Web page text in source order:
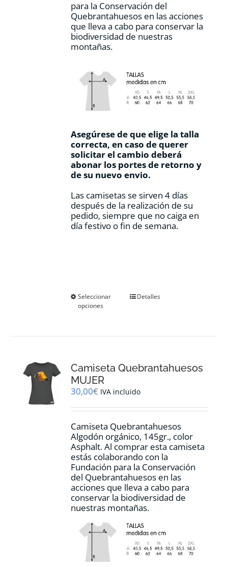
para la Conservación del
Quebrantahuesos en las acciones
que lleva a cabo para conservar la
biodiversidad de nuestras
montañas.
Asegúrese de que elige la talla
correcta, en caso de querer
solicitar el cambio deberá
abonar los portes de retorno y
de su nuevo envio.
Las camisetas se sirven 4 días
después de la realización de su
pedido, siempre que no caiga en
día festivo o fin de semana.
Seleccionar
opciones
Este
se
elegir
la
de
producto
Detalles
Camiseta Quebrantahuesos
MUJER
30,00€ IVA incluido
Camiseta Quebrantahuesos
Algodón orgánico, 145gr., color
Asphalt. Al comprar esta camiseta
estás colaborando con la
Fundación para la Conservación
del Quebrantahuesos en las
acciones que lleva a cabo para
conservar la biodiversidad de
nuestras montañas.